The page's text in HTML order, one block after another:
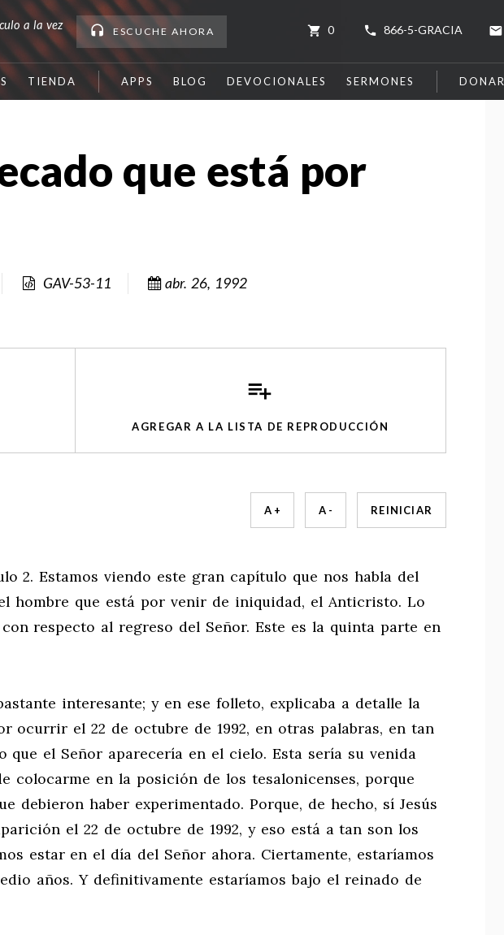
a la vez
ESCUCHE AHORA 866-5-GRACIA
0
TIENDA APPS BLOG DEVOCIONALES SERMONES DONAR
que está por
GAV-53-11 abr. 26, 1992
AGREGAR A LA LISTA DE REPRODUCCIÓN
A + A - REINICIAR
2. Estamos viendo este gran capítulo que nos habla del
hombre que está por venir de iniquidad, el Anticristo. Lo
respecto al regreso del Señor. Este es la quinta parte en
interesante; y en ese folleto, explicaba a detalle la
ocurrir el 22 de octubre de 1992, en otras palabras, en tan
que el Señor aparecería en el cielo. Esta sería su venida
colocarme en la posición de los tesalonicenses, porque
debieron haber experimentado. Porque, de hecho, sí Jesús
el 22 de octubre de 1992, y eso está a tan son los
estar en el día del Señor ahora. Ciertamente, estaríamos
años. Y definitivamente estaríamos bajo el reinado de